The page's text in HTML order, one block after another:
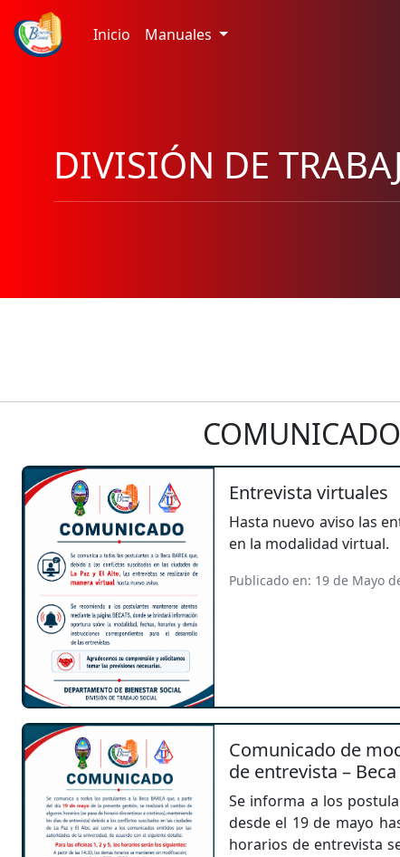
Inicio Manuales
DIVISIÓN DE
Entrevista virtuales
Hasta nuevo aviso las
en la modalidad virtual.
Publicado en: 19 de Mayo
Comunicado de
de entrevista – Beca
Se informa a los
desde el 19 de mayo
horarios de entrevista